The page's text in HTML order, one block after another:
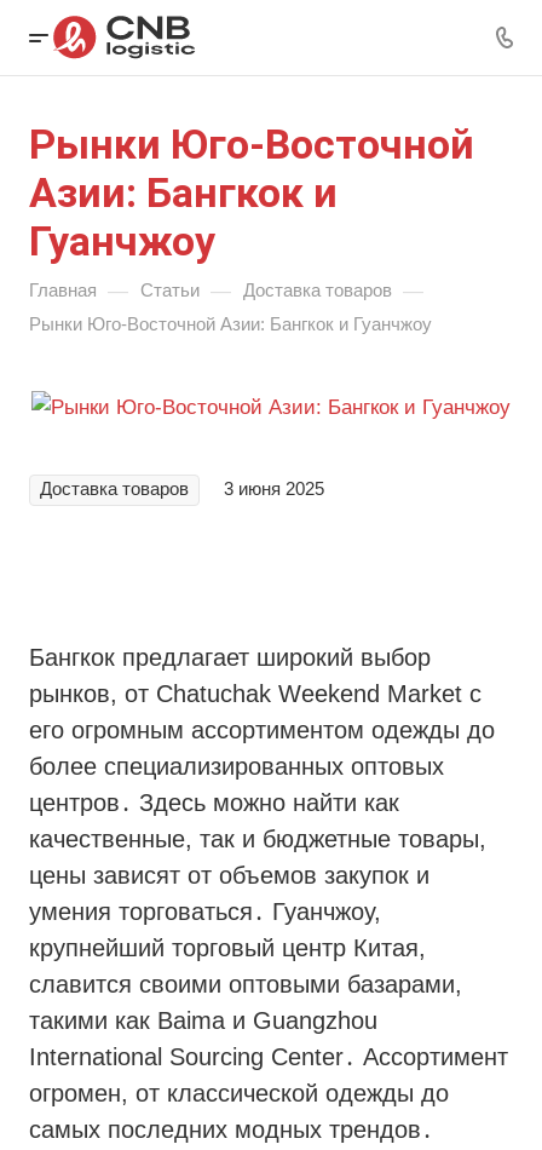
Рынки Юго-Восточной
Азии: Бангкок и
Гуанчжоу
Главная — Статьи — Доставка товаров —
Рынки Юго-Восточной Азии: Бангкок и Гуанчжоу
Доставка товаров 3 июня 2025
Бангкок предлагает широкий выбор
рынков, от Chatuchak Weekend Market с
его огромным ассортиментом одежды до
более специализированных оптовых
центров․ Здесь можно найти как
качественные, так и бюджетные товары,
цены зависят от объемов закупок и
умения торговаться․ Гуанчжоу,
крупнейший торговый центр Китая,
славится своими оптовыми базарами,
такими как Baima и Guangzhou
International Sourcing Center․ Ассортимент
огромен, от классической одежды до
самых последних модных трендов․